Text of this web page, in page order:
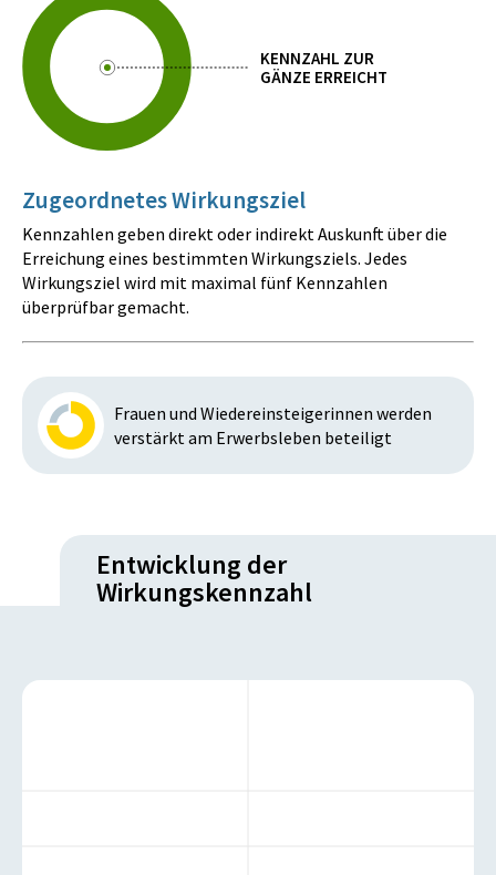
KENNZAHL ZUR
GÄNZE ERREICHT
Zugeordnetes Wirkungsziel
Kennzahlen geben direkt oder indirekt Auskunft über die
Erreichung eines bestimmten Wirkungsziels. Jedes
Wirkungsziel wird mit maximal fünf Kennzahlen
überprüfbar gemacht.
Frauen und Wiedereinsteigerinnen werden
verstärkt am Erwerbsleben beteiligt
Entwicklung der
Wirkungskennzahl